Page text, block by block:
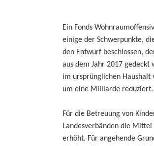
Ein Fonds
einige der Schwerpunkte,
den Entwurf beschlossen,
aus dem Jahr 2017
im ursprünglichen Haushalt
um eine Milliarde reduziert.
Für die Betreuung von
Landesverbänden die
erhöht. Für angehende